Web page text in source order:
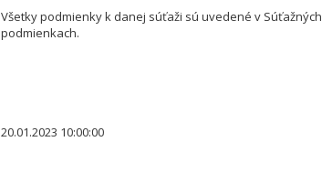
Všetky podmienky k danej súťaži sú uvedené v Súťažných
podmienkach.
20.01.2023 10:00:00